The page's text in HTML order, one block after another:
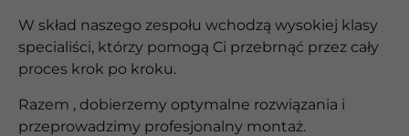
W skład naszego zespołu wchodzą wysokiej klasy
specialiści, którzy pomogą Ci przebrnąć przez cały
proces krok po kroku.
Razem , dobierzemy optymalne rozwiązania i
przeprowadzimy profesjonalny montaż.